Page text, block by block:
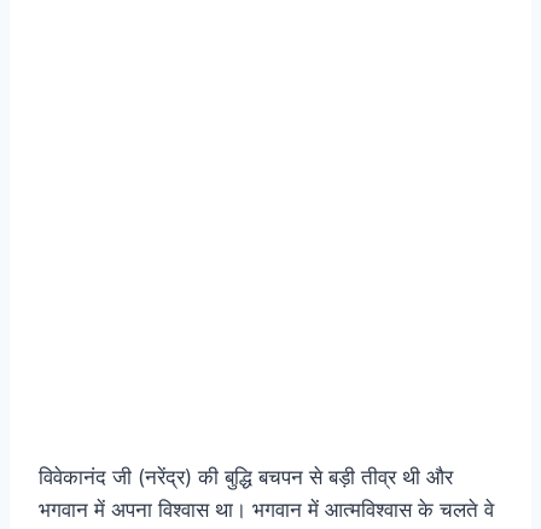
विवेकानंद जी (नरेंद्र) की बुद्धि बचपन से बड़ी तीव्र थी और
भगवान में अपना विश्वास था। भगवान में आत्मविश्वास के चलते वे